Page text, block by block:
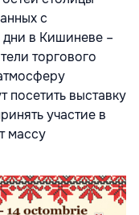
с
в Кишиневе –
и торгового
посетить выставку
участие в
массу